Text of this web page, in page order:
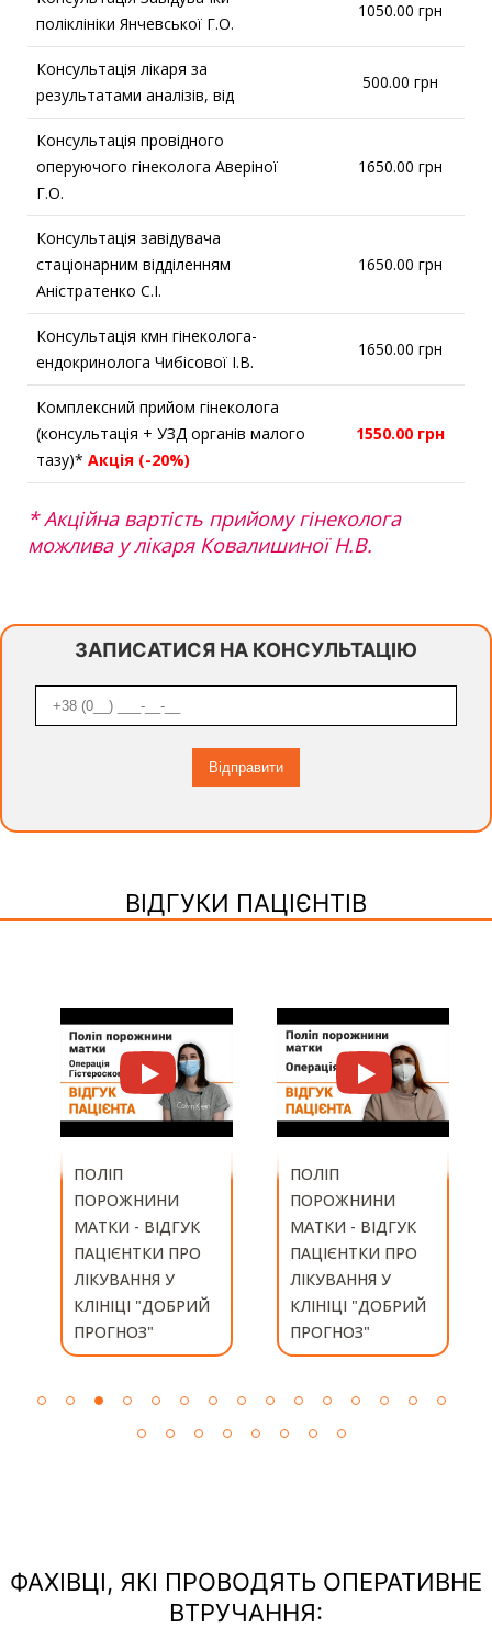
поліклініки Янчевської Г.О.
1050.00 грн
Консультація лікаря за
результатами аналізів, від
500.00 грн
Консультація провідного
оперуючого гінеколога Аверіної
Г.О.
1650.00 грн
Консультація завідувача
стаціонарним відділенням
Аністратенко С.І.
1650.00 грн
Консультація кмн гінеколога-
ендокринолога Чибісової І.В.
1650.00 грн
Комплексний прийом гінеколога
(консультація + УЗД органів малого
тазу)* Акція (-20%)
1550.00 грн
* Акційна вартість прийому гінеколога
можлива у лікаря Ковалишиної Н.В.
ЗАПИСАТИСЯ НА КОНСУЛЬТАЦІЮ
ВІДГУКИ ПАЦІЄНТІВ
ПОЛІП
ПОРОЖНИНИ
МАТКИ - ВІДГУК
ПАЦІЄНТКИ ПРО
ЛІКУВАННЯ У
КЛІНІЦІ "ДОБРИЙ
ПРОГНОЗ"
ПОЛІП
ПОРОЖНИНИ
МАТКИ - ВІДГУК
ПАЦІЄНТКИ ПРО
ЛІКУВАННЯ У
КЛІНІЦІ "ДОБРИЙ
ФАХІВЦІ, ЯКІ ПРОВОДЯТЬ ОПЕРАТИВНЕ
ВТРУЧАННЯ: